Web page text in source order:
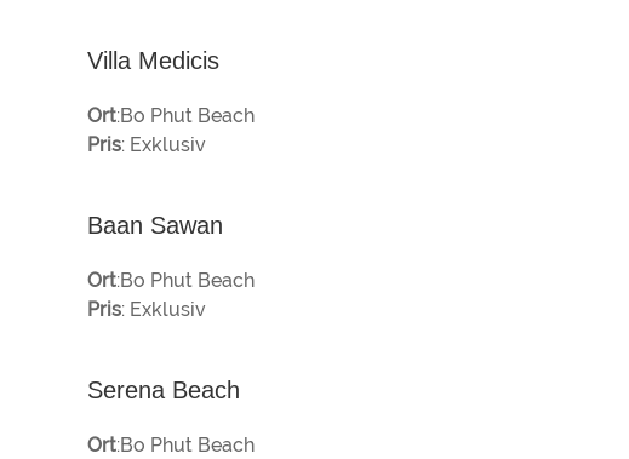
Villa Medicis
Ort:Bo Phut Beach
Pris: Exklusiv
Baan Sawan
Ort:Bo Phut Beach
Pris: Exklusiv
Serena Beach
Ort:Bo Phut Beach